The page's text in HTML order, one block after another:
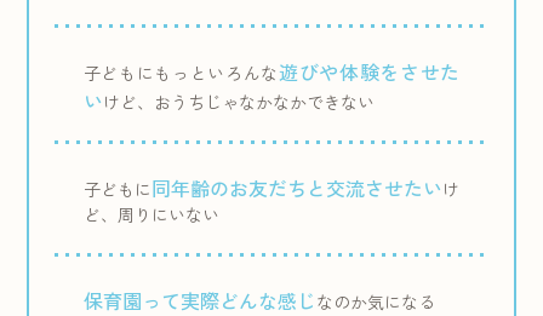
子どもにもっといろんな遊びや体験をさせた
い けど、おうちじゃなかなかできない
子どもに同年齢のお友だちと交流させたい け
ど、周りにいない
保育園って実際どんな感じ なのか気になる